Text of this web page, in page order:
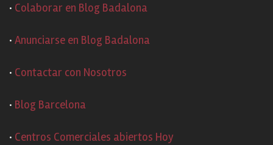
· Colaborar en Blog Badalona
· Anunciarse en Blog Badalona
· Contactar con Nosotros
· Blog Barcelona
· Centros Comerciales abiertos Hoy